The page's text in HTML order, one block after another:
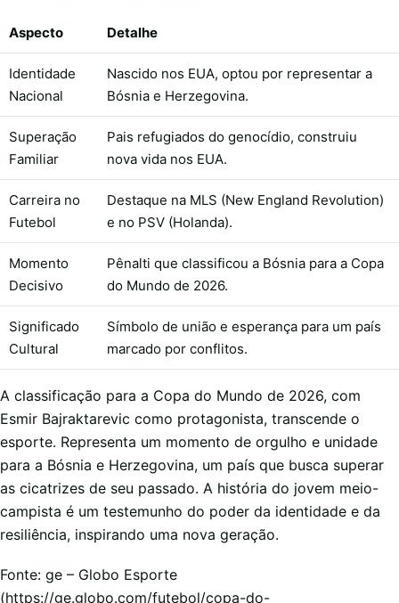
Aspecto Detalhe
Identidade
Nacional
Nascido nos EUA, optou por representar a
Bósnia e Herzegovina.
Superação
Familiar
Pais refugiados do genocídio, construiu
nova vida nos EUA.
Carreira no
Futebol
Destaque na MLS (New England Revolution)
e no PSV (Holanda).
Momento
Decisivo
Pênalti que classificou a Bósnia para a Copa
do Mundo de 2026.
Significado
Cultural
Símbolo de união e esperança para um país
marcado por conflitos.
A classificação para a Copa do Mundo de 2026, com
Esmir Bajraktarevic como protagonista, transcende o
esporte. Representa um momento de orgulho e unidade
para a Bósnia e Herzegovina, um país que busca superar
as cicatrizes de seu passado. A história do jovem meio-
campista é um testemunho do poder da identidade e da
resiliência, inspirando uma nova geração.
Fonte: ge – Globo Esporte
(https://ge.globo.com/futebol/copa-do-